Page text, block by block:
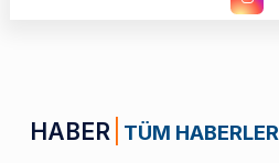
HABER TÜM HABERLER